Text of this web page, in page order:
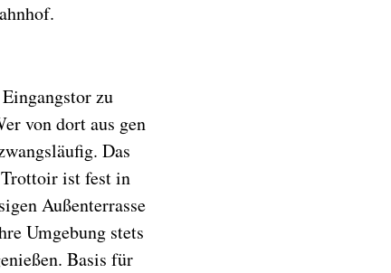
zu
von dort aus gen
Das
ist fest in
Außenterrasse
Umgebung stets
Basis für